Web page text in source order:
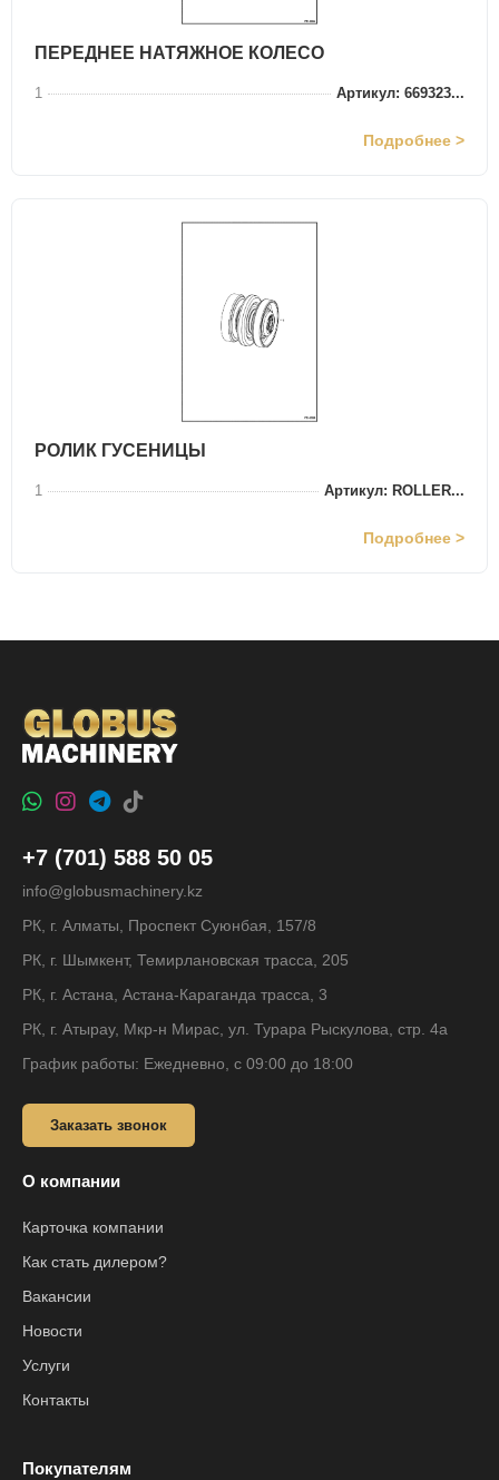
ПЕРЕДНЕЕ НАТЯЖНОЕ КОЛЕСО
1 Артикул: 669323...
Подробнее >
РОЛИК ГУСЕНИЦЫ
1 Артикул: ROLLER...
Подробнее >
+7 (701) 588 50 05
info@globusmachinery.kz
РК, г. Алматы, Проспект Суюнбая, 157/8
РК, г. Шымкент, Темирлановская трасса, 205
РК, г. Астана, Астана-Караганда трасса, 3
РК, г. Атырау, Мкр-н Мирас, ул. Турара Рыскулова, стр. 4а
График работы: Ежедневно, с 09:00 до 18:00
Заказать звонок
О компании
Карточка компании
Как стать дилером?
Вакансии
Новости
Услуги
Контакты
Покупателям